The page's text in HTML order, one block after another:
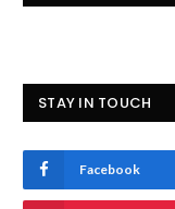
STAY IN TOUCH
Facebook